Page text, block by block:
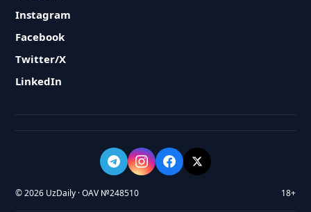
Instagram
Facebook
Twitter/X
LinkedIn
© 2026 UzDaily · OAV №248510 18+